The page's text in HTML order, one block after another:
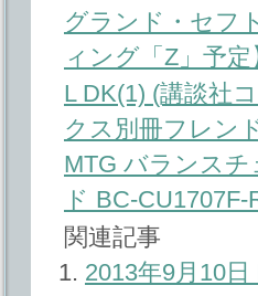
グランド・セフ
ィング「Z」予定
L DK(1) (講談社
クス別冊フレン
MTG バランス
ド BC-CU1707F-
関連記事
2013年9月10日